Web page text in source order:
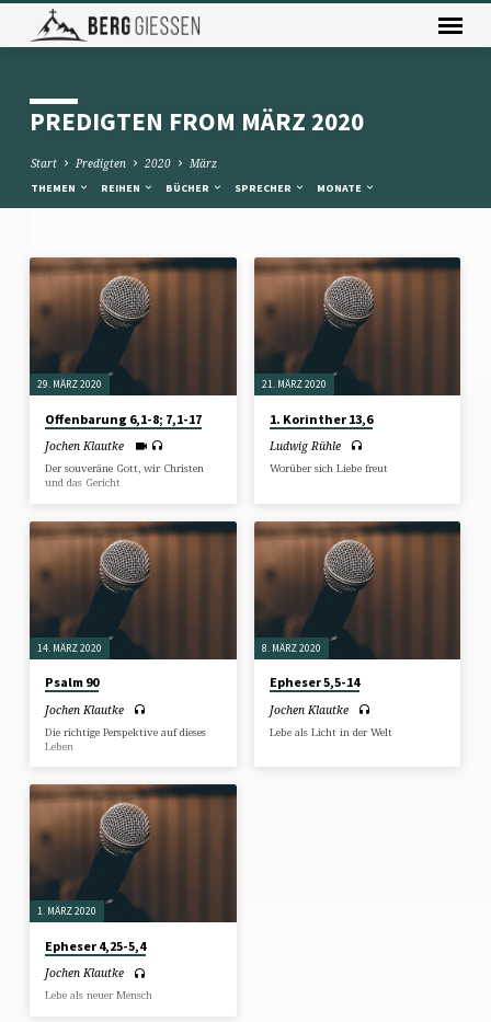
PREDIGTEN FROM MÄRZ 2020
Start Predigten 2020 März
THEMEN REIHEN BÜCHER SPRECHER MONATE
PREDIGTEN
FROM
MÄRZ
2020
29. MÄRZ 2020
Offenbarung 6,1-8; 7,1-17
Jochen Klautke
Der souveräne Gott, wir Christen
und das Gericht
21. MÄRZ 2020
1. Korinther 13,6
Ludwig Rühle
Worüber sich Liebe freut
14. MÄRZ 2020
Psalm 90
Jochen Klautke
Die richtige Perspektive auf dieses
Leben
8. MÄRZ 2020
Epheser 5,5-14
Jochen Klautke
Lebe als Licht in der Welt
1. MÄRZ 2020
Epheser 4,25-5,4
Jochen Klautke
Lebe als neuer Mensch